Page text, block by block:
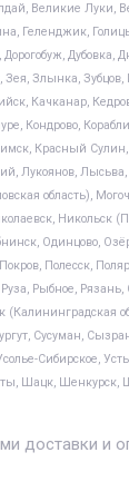
Великие
Геленджик,
Зея, Злынка,
Качканар,
Кондрово,
Красный
Лукоянов,
область),
Никольск
Одинцово,
Полесск,
Рыбное,
Сусуман,
Сибирское,
Шацк,
доставки и